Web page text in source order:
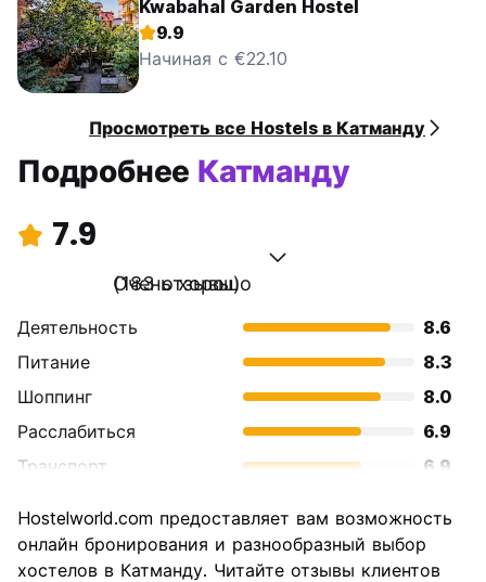
Kwabahal Garden Hostel
9.9
Начиная с €22.10
Просмотреть все Hostels в Катманду
Подробнее Катманду
7.9
Очень хорошо
(183 отзывы)
Деятельность
8.6
Питание
8.3
Шоппинг
8.0
Расслабиться
6.9
Транспорт
6.9
достопримечательностей
8.7
Культура
8.8
Hostelworld.com предоставляет вам возможность
онлайн бронирования и разнообразный выбор
хостелов в Катманду. Читайте отзывы клиентов